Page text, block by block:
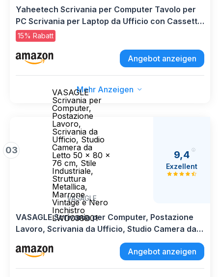
Yaheetech Scrivania per Computer Tavolo per
PC Scrivania per Laptop da Ufficio con Cassetto
Postazione di Lavoro Scrittoio da Studio Grande
Nero
15% Rabatt
Angebot anzeigen
Mehr Anzeigen
03
VASAGLE
Scrivania per
Computer,
Postazione
Lavoro,
Scrivania da
Ufficio, Studio
Camera da
Letto 50 x 80 x
76 cm, Stile
Industriale,
Struttura
Metallica,
Marrone
Vintage e Nero
Inchistro
LWD038B01
VASAGLE
9,4
Exzellent
VASAGLE Scrivania per Computer, Postazione
Lavoro, Scrivania da Ufficio, Studio Camera da
Letto 50 x 80 x 76 cm, Stile Industriale, Struttura
Metallica, Marrone Vintage e Nero Inchistro
Angebot anzeigen